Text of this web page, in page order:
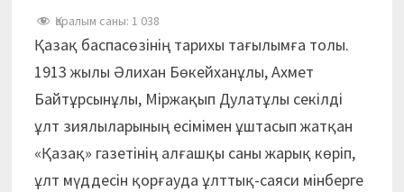
Қаралым саны: 1 038
Қазақ баспасөзінің тарихы тағылымға толы.
1913 жылы Әлихан Бөкейханұлы, Ахмет
Байтұрсынұлы, Міржақып Дулатұлы секілді
ұлт зиялыларының есімімен ұштасып жатқан
«Қазақ» газетінің алғашқы саны жарық көріп,
ұлт мүддесін қорғауда ұлттық-саяси мінберге